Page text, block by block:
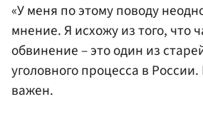
«У меня по этому поводу
мнение. Я исхожу из того, что
обвинение – это один из
уголовного процесса в
важен.